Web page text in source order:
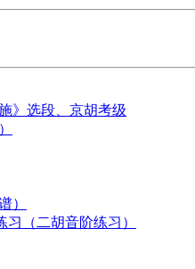
》选段、京胡考级
）
（二胡音阶练习）